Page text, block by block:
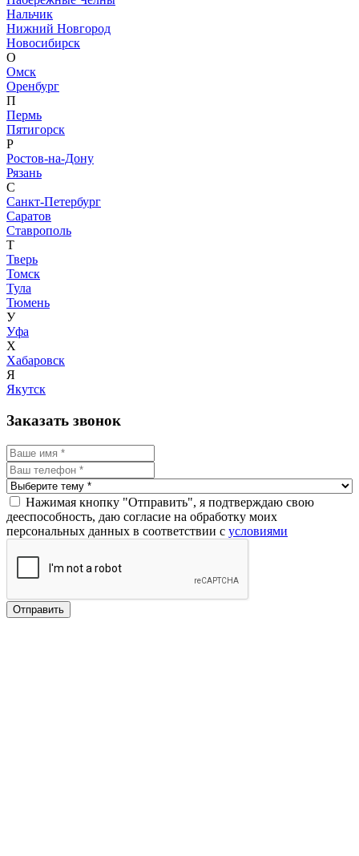
Нальчик
Нижний Новгород
Новосибирск
О
Омск
Оренбург
П
Пермь
Пятигорск
Р
Ростов-на-Дону
Рязань
С
Санкт-Петербург
Саратов
Ставрополь
Т
Тверь
Томск
Тула
Тюмень
У
Уфа
Х
Хабаровск
Я
Якутск
Заказать звонок
Нажимая кнопку "Отправить", я подтверждаю свою
дееспособность, даю согласие на обработку моих
персональных данных в соответствии с условиями